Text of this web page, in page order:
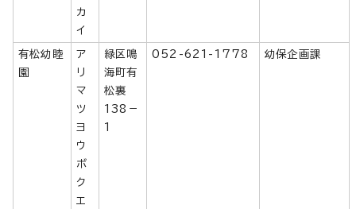
カ
イ
有松幼睦
園
ア
リ
マ
ツ
ヨ
ウ
ボ
ク
エ
緑区鳴
海町有
松裏
138－
1
052-621-1778 幼保企画課